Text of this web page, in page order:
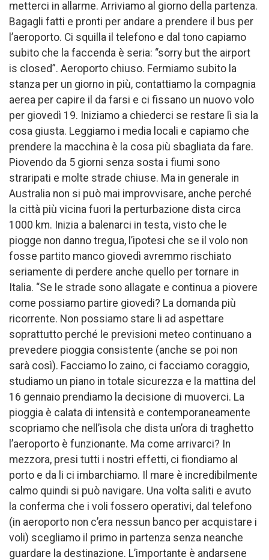
metterci in allarme. Arriviamo al giorno della partenza.
Bagagli fatti e pronti per andare a prendere il bus per
l’aeroporto. Ci squilla il telefono e dal tono capiamo
subito che la faccenda è seria: “sorry but the airport
is closed”. Aeroporto chiuso. Fermiamo subito la
stanza per un giorno in più, contattiamo la compagnia
aerea per capire il da farsi e ci fissano un nuovo volo
per giovedì 19. Iniziamo a chiederci se restare lì sia la
cosa giusta. Leggiamo i media locali e capiamo che
prendere la macchina è la cosa più sbagliata da fare.
Piovendo da 5 giorni senza sosta i fiumi sono
straripati e molte strade chiuse. Ma in generale in
Australia non si può mai improvvisare, anche perché
la città più vicina fuori la perturbazione dista circa
1000 km. Inizia a balenarci in testa, visto che le
piogge non danno tregua, l’ipotesi che se il volo non
fosse partito manco giovedì avremmo rischiato
seriamente di perdere anche quello per tornare in
Italia. “Se le strade sono allagate e continua a piovere
come possiamo partire giovedi? La domanda più
ricorrente. Non possiamo stare li ad aspettare
soprattutto perché le previsioni meteo continuano a
prevedere pioggia consistente (anche se poi non
sarà così). Facciamo lo zaino, ci facciamo coraggio,
studiamo un piano in totale sicurezza e la mattina del
16 gennaio prendiamo la decisione di muoverci. La
pioggia è calata di intensità e contemporaneamente
scopriamo che nell’isola che dista un’ora di traghetto
l’aeroporto è funzionante. Ma come arrivarci? In
mezzora, presi tutti i nostri effetti, ci fiondiamo al
porto e da li ci imbarchiamo. Il mare è incredibilmente
calmo quindi si può navigare. Una volta saliti e avuto
la conferma che i voli fossero operativi, dal telefono
(in aeroporto non c’era nessun banco per acquistare i
voli) scegliamo il primo in partenza senza neanche
guardare la destinazione. L’importante è andarsene